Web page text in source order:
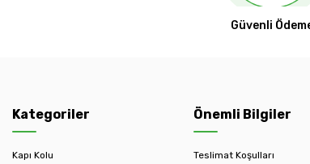
Güvenli
Kategoriler
Kapı Kolu
Önemli Bilgiler
Teslimat Koşulları